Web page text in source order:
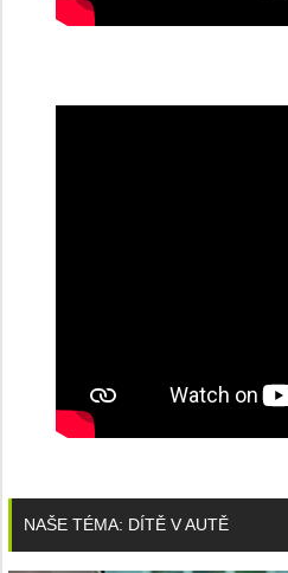
NAŠE TÉMA: DÍTĚ V AUTĚ